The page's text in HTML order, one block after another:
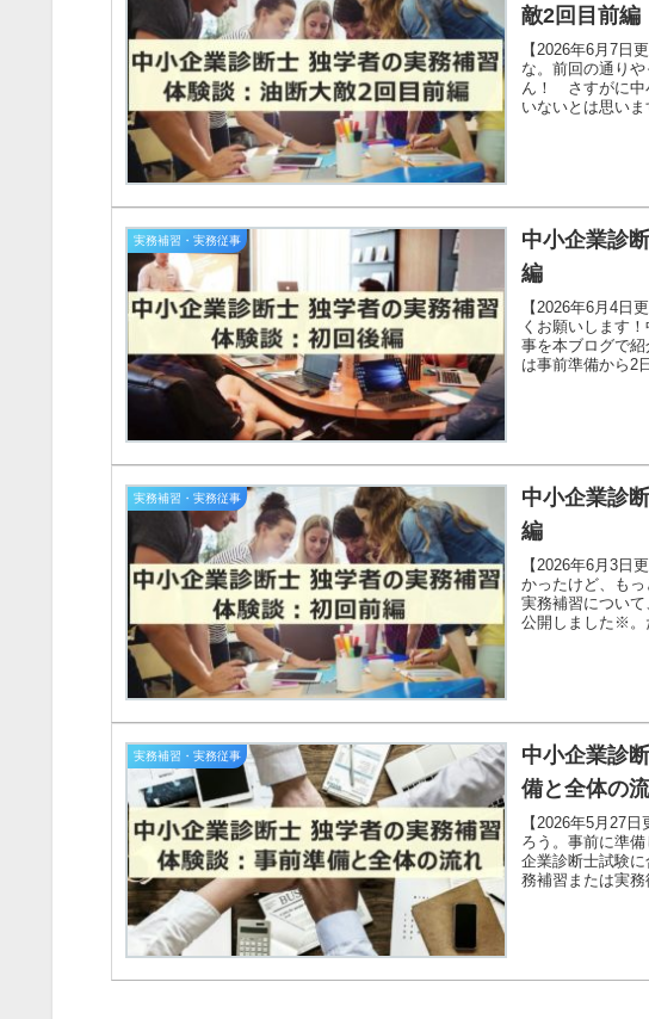
敵2回目前編
【2026年6月7日
な。前回の通り
ん！ さすがに中
いないとは思い
実務補習・実務従事
中小企業診
編
【2026年6月4日
くお願いします
事を本ブログで
は事前準備から2
実務補習・実務従事
中小企業診
編
【2026年6月3日
かったけど、も
実務補習につい
公開しました※。
実務補習・実務従事
中小企業診
備と全体の
【2026年5月27
ろう。事前に準
企業診断士試験
務補習または実務